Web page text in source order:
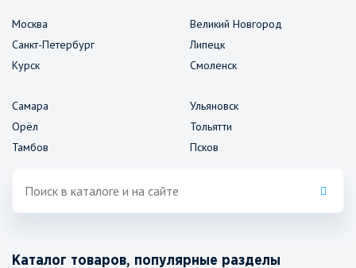
Москва
Санкт-Петербург
Курск
Великий Новгород
Липецк
Смоленск
Самара
Орёл
Тамбов
Ульяновск
Тольятти
Псков
Каталог товаров, популярные разделы